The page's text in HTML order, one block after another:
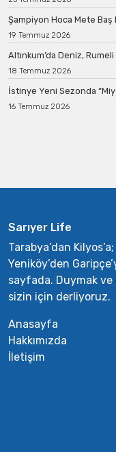
Şampiyon Hoca Mete Baş
19 Temmuz 2026
Altınkum’da Deniz,
18 Temmuz 2026
İstinye Yeni Sezonda
16 Temmuz 2026
Sarıyer Life
Tarabya’dan
Yeniköy’den
sayfada. Duymak
sizin için derliyoruz.
Anasayfa
Hakkımızda
İletişim